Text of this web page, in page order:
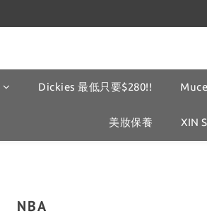
Dickies 最低只要$280!!
美妝保養 XIN
NBA